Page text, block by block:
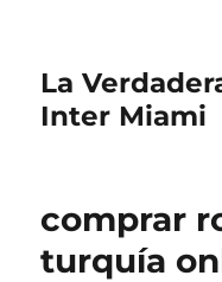
La
Inter Miami
comprar
turquía